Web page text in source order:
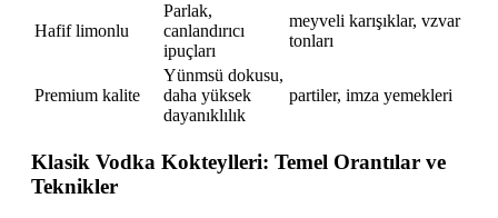
Hafif limonlu
Parlak,
canlandırıcı
ipuçları
meyveli karışıklar, vzvar
tonları
Premium kalite
Yünmsü dokusu,
daha yüksek
dayanıklılık
partiler, imza yemekleri
Klasik Vodka Kokteylleri: Temel Orantılar ve
Teknikler